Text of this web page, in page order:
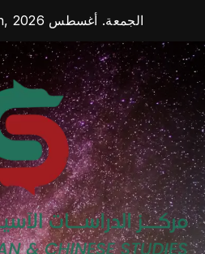
content
الجمعة. أغسطس 7th, 2026